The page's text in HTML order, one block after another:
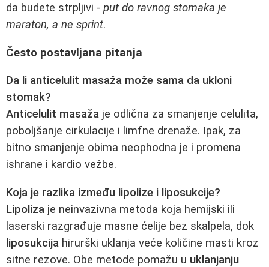
da budete strpljivi - put do ravnog stomaka je
maraton, a ne sprint.
Često postavljana pitanja
Da li anticelulit masaža može sama da ukloni
stomak?
Anticelulit masaža je odlična za smanjenje celulita,
poboljšanje cirkulacije i limfne drenaže. Ipak, za
bitno smanjenje obima neophodna je i promena
ishrane i kardio vežbe.
Koja je razlika između lipolize i liposukcije?
Lipoliza je neinvazivna metoda koja hemijski ili
laserski razgrađuje masne ćelije bez skalpela, dok
liposukcija hirurški uklanja veće količine masti kroz
sitne rezove. Obe metode pomažu u uklanjanju